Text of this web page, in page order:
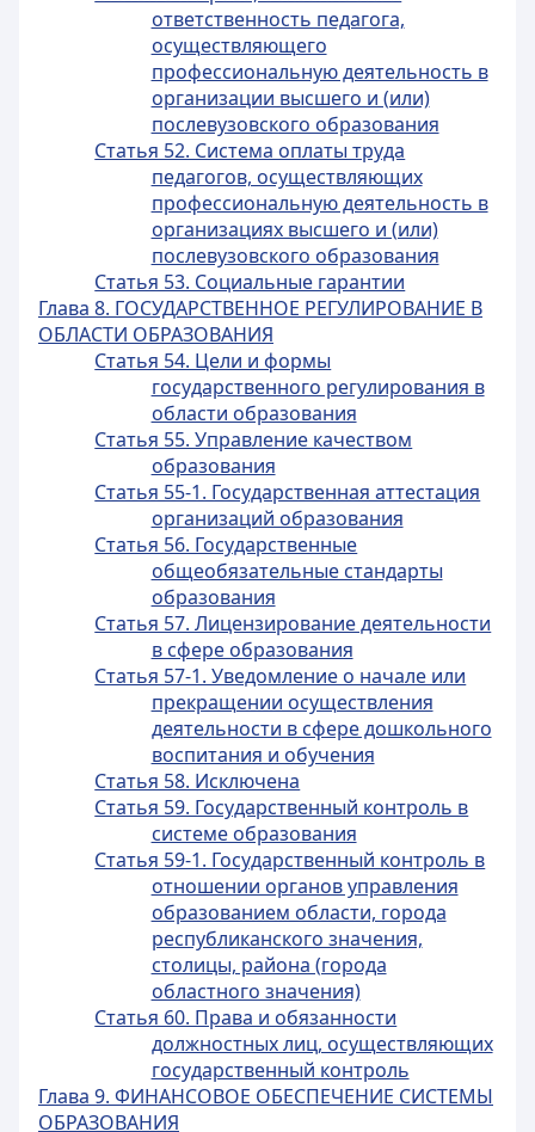
ответственность педагога,
осуществляющего
профессиональную деятельность в
организации высшего и (или)
послевузовского образования
Статья 52. Система оплаты труда
педагогов, осуществляющих
профессиональную деятельность в
организациях высшего и (или)
послевузовского образования
Статья 53. Социальные гарантии
Глава 8. ГОСУДАРСТВЕННОЕ РЕГУЛИРОВАНИЕ В
ОБЛАСТИ ОБРАЗОВАНИЯ
Статья 54. Цели и формы
государственного регулирования в
области образования
Статья 55. Управление качеством
образования
Статья 55-1. Государственная аттестация
организаций образования
Статья 56. Государственные
общеобязательные стандарты
образования
Статья 57. Лицензирование деятельности
в сфере образования
Статья 57-1. Уведомление о начале или
прекращении осуществления
деятельности в сфере дошкольного
воспитания и обучения
Статья 58. Исключена
Статья 59. Государственный контроль в
системе образования
Статья 59-1. Государственный контроль в
отношении органов управления
образованием области, города
республиканского значения,
столицы, района (города
областного значения)
Статья 60. Права и обязанности
должностных лиц, осуществляющих
государственный контроль
Глава 9. ФИНАНСОВОЕ ОБЕСПЕЧЕНИЕ СИСТЕМЫ
ОБРАЗОВАНИЯ